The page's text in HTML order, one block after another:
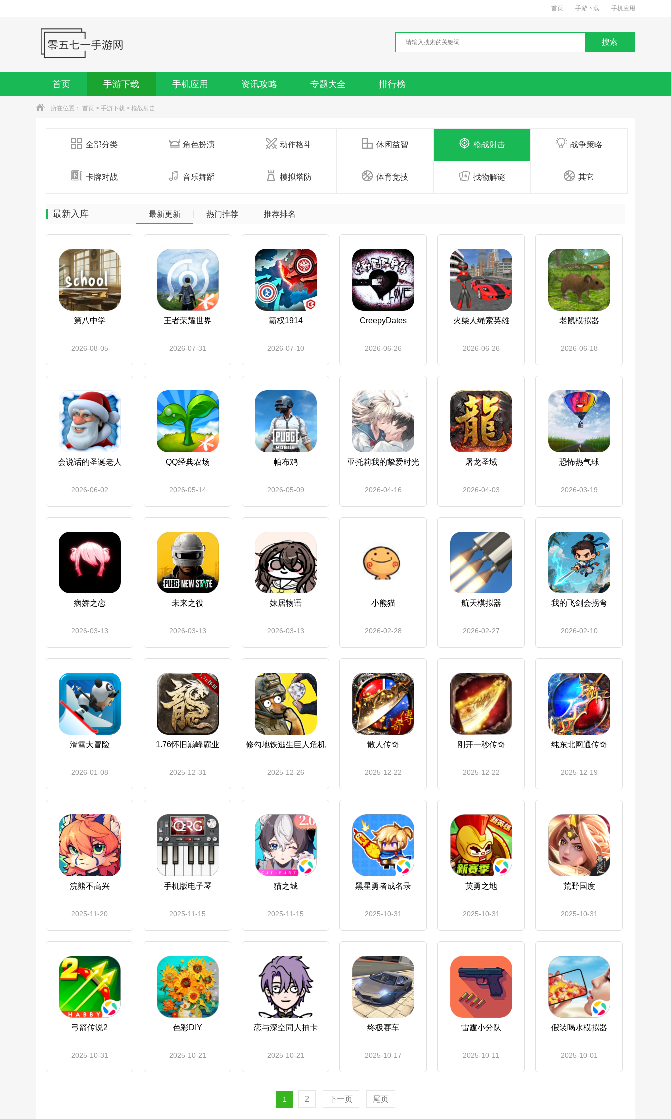
首页 手游下载 手机应用
首页 手游下载 手机应用 资讯攻略 专题大全 排行榜
所在位置： 首页 > 手游下载 > 枪战射击
全部分类 角色扮演 动作格斗 休闲益智 枪战射击 战争策略
卡牌对战 音乐舞蹈 模拟塔防 体育竞技 找物解谜 其它
最新入库 最新更新 热门推荐 推荐排名
第八中学
2026-08-05
王者荣耀世界
2026-07-31
霸权1914
2026-07-10
CreepyDates
2026-06-26
火柴人绳索英雄
2026-06-26
老鼠模拟器
2026-06-18
会说话的圣诞老人
2026-06-02
QQ经典农场
2026-05-14
帕布鸡
2026-05-09
亚托莉我的挚爱时光
2026-04-16
屠龙圣域
2026-04-03
恐怖热气球
2026-03-19
病娇之恋
2026-03-13
未来之役
2026-03-13
妹居物语
2026-03-13
小熊猫
2026-02-28
航天模拟器
2026-02-27
我的飞剑会拐弯
2026-02-10
滑雪大冒险
2026-01-08
1.76怀旧巅峰霸业
2025-12-31
修勾地铁逃生巨人危机
2025-12-26
散人传奇
2025-12-22
刚开一秒传奇
2025-12-22
纯东北网通传奇
2025-12-19
浣熊不高兴
2025-11-20
手机版电子琴
2025-11-15
猫之城
2025-11-15
黑星勇者成名录
2025-10-31
英勇之地
2025-10-31
荒野国度
2025-10-31
弓箭传说2
2025-10-31
色彩DIY
2025-10-21
恋与深空同人抽卡
2025-10-21
终极赛车
2025-10-17
雷霆小分队
2025-10-11
假装喝水模拟器
2025-10-01
1 2 下一页 尾页